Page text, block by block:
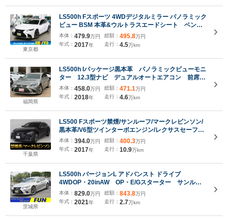
東京都
LS500h Fスポーツ 4WDデジタルミラー パノラミック
ビュー BSM 本革&ウルトラスエードシート ベンチ
レーション 前後シート&ステアヒーター パワート
ランク HUD 12.3インチナビ ブルーレイ
ETC2.0 三眼LED
本体： 479.9万円
年式： 2017年
総額： 495.8万円
走行： 4.5万km
福岡県
LS500h Iパッケージ黒本革 パノラミックビューモニ
ター 12.3型ナビ デュアルオートエアコン 前席シ
ートヒーター&ベンチレーション 三眼LEDヘッドラ
イト 前後ドラレコ レーダー探知機 ETC2.0
19inchAW
本体： 458.0万円
年式： 2018年
総額： 471.1万円
走行： 4.6万km
千葉県
LS500 Fスポーツ禁煙/サンルーフ/マークレビンソン/
黒本革/V6型ツインターボエンジン/レクサスセーフテ
ィシステム+A/デジタルインナーミラー/ハンズフリー
パワートランク/パノラミックビューモニター/専用イ
ンテリア&エクステリア
本体： 394.0万円
年式： 2017年
総額： 400.3万円
走行： 10.9万km
茨城県
LS500h バージョンL アドバンスト ドライブ
4WDOP・20inAW OP・E/Gスターター サンルー
フ セーフティシステムプラスA チームメイト D
インナーミラー HUD BSM 全周囲 マクレビ
12.3inタッチディスプレイ ハンズフリーPトラン
ク 黒革シート
本体： 829.0万円
年式： 2021年
総額： 843.8万円
走行： 2.7万km